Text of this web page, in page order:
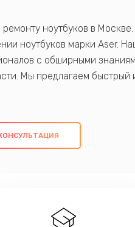
ноутбуков в
ноутбуков марки Aser.
с обширными
Мы предлагаем быстрый
оригинальных
обслуживание,
медлите записаться на